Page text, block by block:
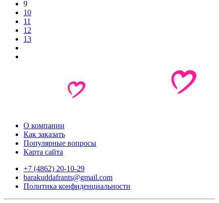
9
10
11
12
13
О компании
Как заказать
Популярные вопросы
Карта сайта
+7 (4862) 20-10-29
barakuddafrants@gmail.com
Политика конфиденциальности